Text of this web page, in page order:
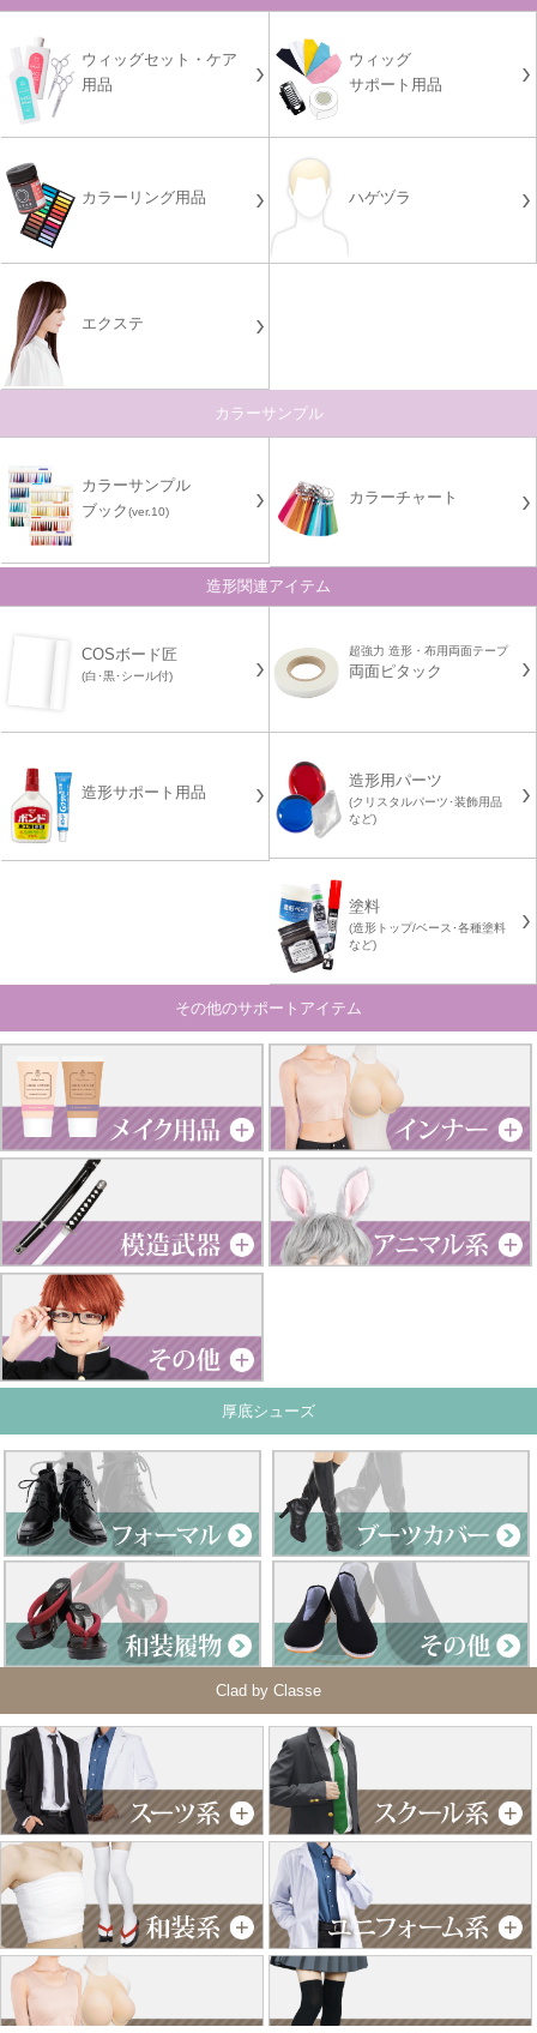
ウィッグセット・ケア
用品
ウィッグ
サポート用品
カラーリング用品 ハゲヅラ
エクステ
カラーサンプル
カラーサンプル
ブック(ver.10)
カラーチャート
造形関連アイテム
COSボード匠
(白･黒･シール付)
超強力 造形・布用両面テープ
両面ピタック
造形サポート用品
造形用パーツ
(クリスタルパーツ･装飾用品
など)
塗料
(造形トップ/ベース･各種塗料
など)
その他のサポートアイテム
厚底シューズ
Clad by Classe